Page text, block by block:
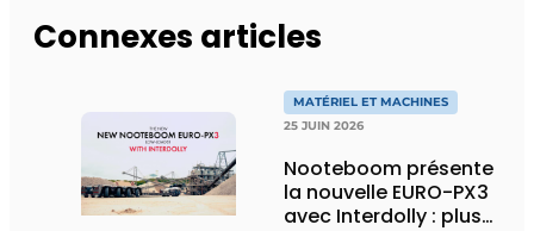
Connexes articles
MATÉRIEL ET MACHINES
25 JUIN 2026
Nooteboom présente
la nouvelle EURO-PX3
avec Interdolly : plus